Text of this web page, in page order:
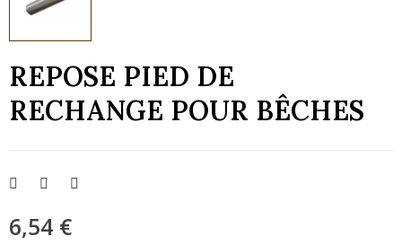
REPOSE PIED DE
RECHANGE POUR BÊCHES
6,54 €